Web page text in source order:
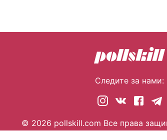
Следите за нами:
© 2026 pollskill.com Все права